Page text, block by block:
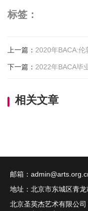
标签：
上一篇 ：
下一篇 ： 2022年BACA毕
相关文章
邮箱：
地址：北京市东城区青
北京圣英杰艺术有限公